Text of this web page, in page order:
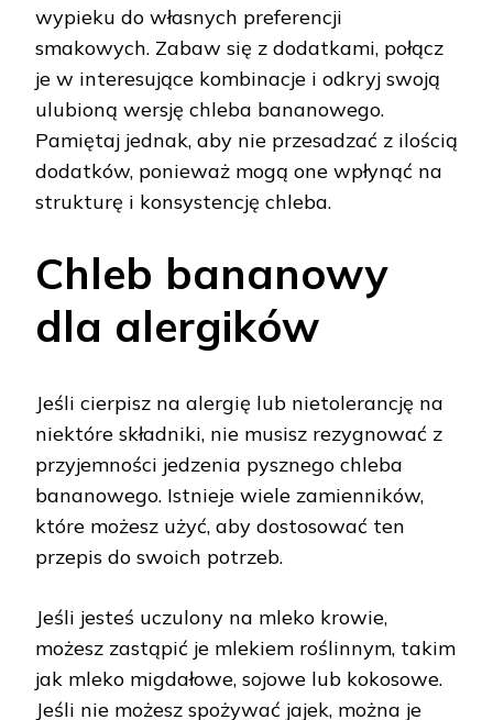
wypieku do własnych preferencji
smakowych. Zabaw się z dodatkami, połącz
je w interesujące kombinacje i odkryj swoją
ulubioną wersję chleba bananowego.
Pamiętaj jednak, aby nie przesadzać z ilością
dodatków, ponieważ mogą one wpłynąć na
strukturę i konsystencję chleba.
Chleb bananowy
dla alergików
Jeśli cierpisz na alergię lub nietolerancję na
niektóre składniki, nie musisz rezygnować z
przyjemności jedzenia pysznego chleba
bananowego. Istnieje wiele zamienników,
które możesz użyć, aby dostosować ten
przepis do swoich potrzeb.
Jeśli jesteś uczulony na mleko krowie,
możesz zastąpić je mlekiem roślinnym, takim
jak mleko migdałowe, sojowe lub kokosowe.
Jeśli nie możesz spożywać jajek, można je